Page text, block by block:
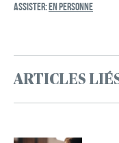
ASSISTER:EN PERSONNE
ARTICLES